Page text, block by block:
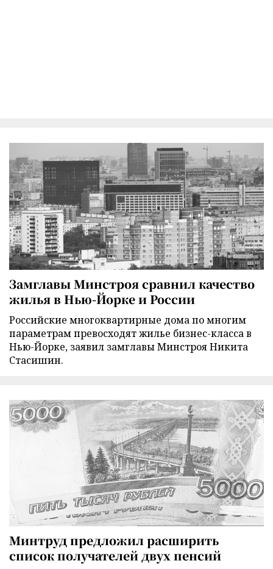
Замглавы Минстроя сравнил качество
жилья в Нью-Йорке и России
Российские многоквартирные дома по многим
параметрам превосходят жилье бизнес-класса в
Нью-Йорке, заявил замглавы Минстроя Никита
Стасишин.
Минтруд предложил расширить
список получателей двух пенсий